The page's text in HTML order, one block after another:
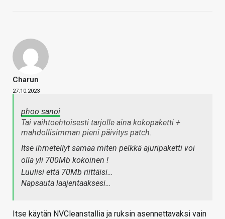
Charun
27.10.2023
phoo sanoi
Tai vaihtoehtoisesti tarjolle aina kokopaketti +
mahdollisimman pieni päivitys patch.
Itse ihmetellyt samaa miten pelkkä ajuripaketti voi
olla yli 700Mb kokoinen !
Luulisi että 70Mb riittäisi…
Napsauta laajentaaksesi…
Itse käytän NVCleanstallia ja ruksin asennettavaksi vain